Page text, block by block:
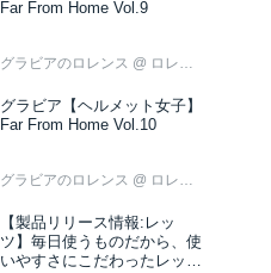
Far From Home Vol.9
グラビアのロレンス @ ロレンス編集部
グラビア【ヘルメット女子】
Far From Home Vol.10
グラビアのロレンス @ ロレンス編集部
【製品リリース情報:レッ
ツ】毎日使うものだから、使
いやすさにこだわったレッツ